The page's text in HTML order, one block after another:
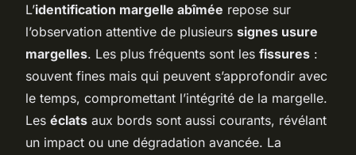
L’identification margelle abîmée repose sur
l’observation attentive de plusieurs signes usure
margelles. Les plus fréquents sont les fissures :
souvent fines mais qui peuvent s’approfondir avec
le temps, compromettant l’intégrité de la margelle.
Les éclats aux bords sont aussi courants, révélant
un impact ou une dégradation avancée. La